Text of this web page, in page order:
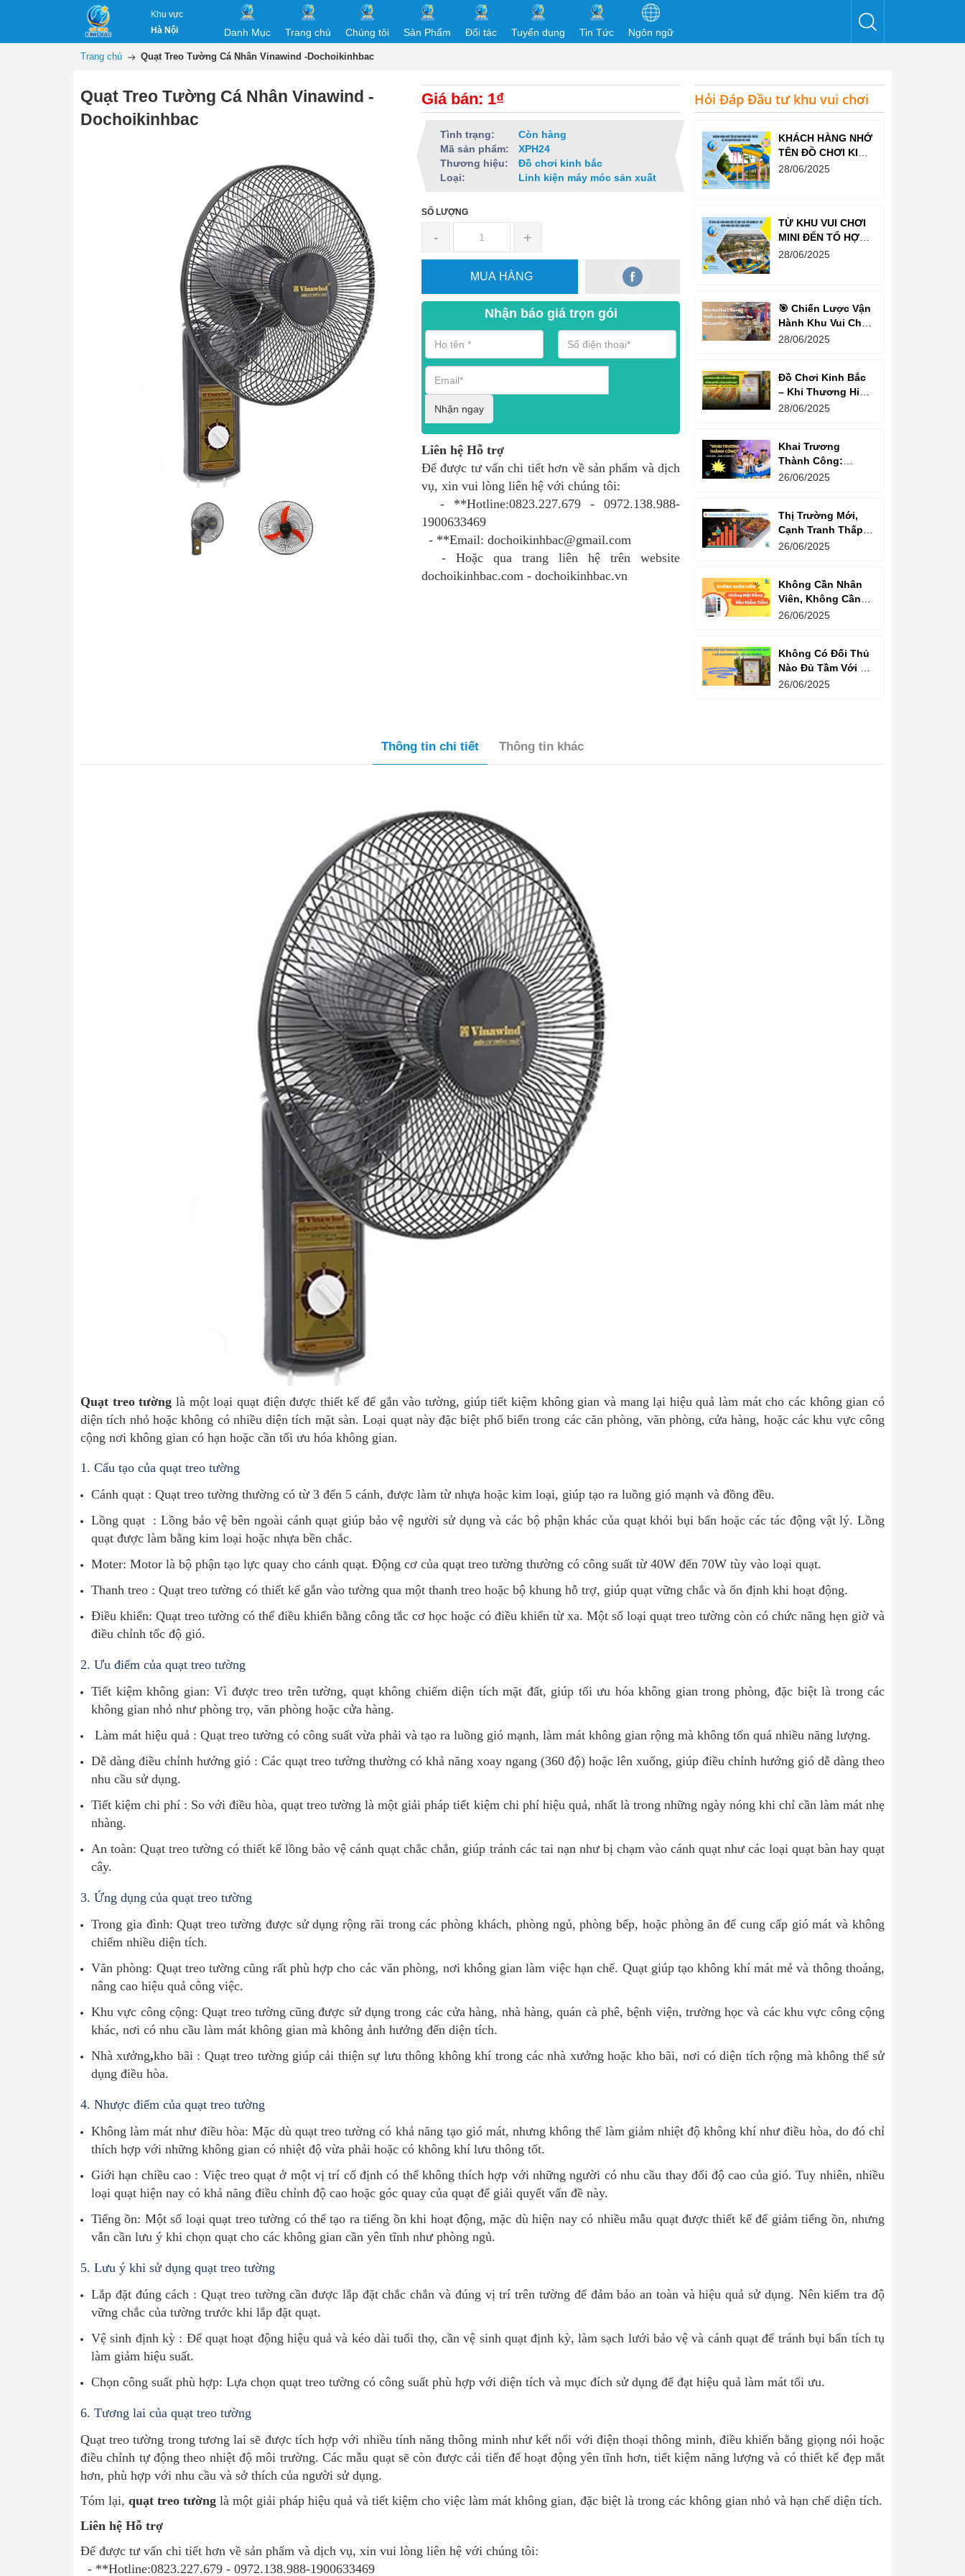
Khu vực
Hà Nội
Danh Mục Trang chủ Chúng tôi Sản Phẩm Đối tác Tuyển dụng Tin Tức Ngôn ngữ
Trang chủ Quạt Treo Tường Cá Nhân Vinawind -Dochoikinhbac
Quạt Treo Tường Cá Nhân Vinawind -
Dochoikinhbac
Giá bán: 1₫
Tình trạng:
Còn hàng
Mã sản phẩm:
XPH24
Thương hiệu:
Đồ chơi kinh bắc
Loại:
Linh kiện máy móc sản xuất
SỐ LƯỢNG
- +
MUA HÀNG
Nhận báo giá trọn gói
Nhận ngay
Liên hệ Hỗ trợ
Để được tư vấn chi tiết hơn về sản phẩm và dịch
vụ, xin vui lòng liên hệ với chúng tôi:
- **Hotline:0823.227.679 - 0972.138.988-
1900633469
- **Email: dochoikinhbac@gmail.com
- Hoặc qua trang liên hệ trên website
dochoikinhbac.com - dochoikinhbac.vn
Hỏi Đáp Đầu tư khu vui chơi
KHÁCH HÀNG NHỚ
TÊN ĐỒ CHƠI KINH
BẮC TRƯỚC CẢ
28/06/2025
TỪ KHU VUI CHƠI
MINI ĐẾN TỔ HỢP
GIẢI TRÍ NGHÌN M²
28/06/2025
🎯 Chiến Lược Vận
Hành Khu Vui Chơi
3 Thế Hệ – Tối Đa
28/06/2025
Đồ Chơi Kinh Bắc
– Khi Thương Hiệu
Vững Mạnh Bắt
28/06/2025
Khai Trương
Thành Công:
Khách Nườm
Quyết Là Gì?
26/06/2025
Thị Trường Mới,
Cạnh Tranh Thấp –
Trampoline Park Là
26/06/2025
Không Cần Nhân
Viên, Không Cần
Cửa Hàng – Chỉ
26/06/2025
Không Có Đối Thủ
Nào Đủ Tầm Với Đồ
Chơi Kinh Bắc
26/06/2025
Thông tin chi tiết Thông tin khác
Quạt treo tường là một loại quạt điện được thiết kế để gắn vào tường, giúp tiết kiệm không gian và mang lại hiệu quả làm mát cho các không gian có
diện tích nhỏ hoặc không có nhiều diện tích mặt sàn. Loại quạt này đặc biệt phổ biến trong các căn phòng, văn phòng, cửa hàng, hoặc các khu vực công
cộng nơi không gian có hạn hoặc cần tối ưu hóa không gian.
1. Cấu tạo của quạt treo tường
Cánh quạt : Quạt treo tường thường có từ 3 đến 5 cánh, được làm từ nhựa hoặc kim loại, giúp tạo ra luồng gió mạnh và đồng đều.
Lồng quạt : Lồng bảo vệ bên ngoài cánh quạt giúp bảo vệ người sử dụng và các bộ phận khác của quạt khỏi bụi bẩn hoặc các tác động vật lý. Lồng
quạt được làm bằng kim loại hoặc nhựa bền chắc.
Moter: Motor là bộ phận tạo lực quay cho cánh quạt. Động cơ của quạt treo tường thường có công suất từ 40W đến 70W tùy vào loại quạt.
Thanh treo : Quạt treo tường có thiết kế gắn vào tường qua một thanh treo hoặc bộ khung hỗ trợ, giúp quạt vững chắc và ổn định khi hoạt động.
Điều khiển: Quạt treo tường có thể điều khiển bằng công tắc cơ học hoặc có điều khiển từ xa. Một số loại quạt treo tường còn có chức năng hẹn giờ và
điều chỉnh tốc độ gió.
2. Ưu điểm của quạt treo tường
Tiết kiệm không gian: Vì được treo trên tường, quạt không chiếm diện tích mặt đất, giúp tối ưu hóa không gian trong phòng, đặc biệt là trong các
không gian nhỏ như phòng trọ, văn phòng hoặc cửa hàng.
Làm mát hiệu quả : Quạt treo tường có công suất vừa phải và tạo ra luồng gió mạnh, làm mát không gian rộng mà không tốn quá nhiều năng lượng.
Dễ dàng điều chỉnh hướng gió : Các quạt treo tường thường có khả năng xoay ngang (360 độ) hoặc lên xuống, giúp điều chỉnh hướng gió dễ dàng theo
nhu cầu sử dụng.
Tiết kiệm chi phí : So với điều hòa, quạt treo tường là một giải pháp tiết kiệm chi phí hiệu quả, nhất là trong những ngày nóng khi chỉ cần làm mát nhẹ
nhàng.
An toàn: Quạt treo tường có thiết kế lồng bảo vệ cánh quạt chắc chắn, giúp tránh các tai nạn như bị chạm vào cánh quạt như các loại quạt bàn hay quạt
cây.
3. Ứng dụng của quạt treo tường
Trong gia đình: Quạt treo tường được sử dụng rộng rãi trong các phòng khách, phòng ngủ, phòng bếp, hoặc phòng ăn để cung cấp gió mát và không
chiếm nhiều diện tích.
Văn phòng: Quạt treo tường cũng rất phù hợp cho các văn phòng, nơi không gian làm việc hạn chế. Quạt giúp tạo không khí mát mẻ và thông thoáng,
nâng cao hiệu quả công việc.
Khu vực công cộng: Quạt treo tường cũng được sử dụng trong các cửa hàng, nhà hàng, quán cà phê, bệnh viện, trường học và các khu vực công cộng
khác, nơi có nhu cầu làm mát không gian mà không ảnh hưởng đến diện tích.
Nhà xưởng,kho bãi : Quạt treo tường giúp cải thiện sự lưu thông không khí trong các nhà xưởng hoặc kho bãi, nơi có diện tích rộng mà không thể sử
dụng điều hòa.
4. Nhược điểm của quạt treo tường
Không làm mát như điều hòa: Mặc dù quạt treo tường có khả năng tạo gió mát, nhưng không thể làm giảm nhiệt độ không khí như điều hòa, do đó chỉ
thích hợp với những không gian có nhiệt độ vừa phải hoặc có không khí lưu thông tốt.
Giới hạn chiều cao : Việc treo quạt ở một vị trí cố định có thể không thích hợp với những người có nhu cầu thay đổi độ cao của gió. Tuy nhiên, nhiều
loại quạt hiện nay có khả năng điều chỉnh độ cao hoặc góc quay của quạt để giải quyết vấn đề này.
Tiếng ồn: Một số loại quạt treo tường có thể tạo ra tiếng ồn khi hoạt động, mặc dù hiện nay có nhiều mẫu quạt được thiết kế để giảm tiếng ồn, nhưng
vẫn cần lưu ý khi chọn quạt cho các không gian cần yên tĩnh như phòng ngủ.
5. Lưu ý khi sử dụng quạt treo tường
Lắp đặt đúng cách : Quạt treo tường cần được lắp đặt chắc chắn và đúng vị trí trên tường để đảm bảo an toàn và hiệu quả sử dụng. Nên kiểm tra độ
vững chắc của tường trước khi lắp đặt quạt.
Vệ sinh định kỳ : Để quạt hoạt động hiệu quả và kéo dài tuổi thọ, cần vệ sinh quạt định kỳ, làm sạch lưới bảo vệ và cánh quạt để tránh bụi bẩn tích tụ
làm giảm hiệu suất.
Chọn công suất phù hợp: Lựa chọn quạt treo tường có công suất phù hợp với diện tích và mục đích sử dụng để đạt hiệu quả làm mát tối ưu.
6. Tương lai của quạt treo tường
Quạt treo tường trong tương lai sẽ được tích hợp với nhiều tính năng thông minh như kết nối với điện thoại thông minh, điều khiển bằng giọng nói hoặc
điều chỉnh tự động theo nhiệt độ môi trường. Các mẫu quạt sẽ còn được cải tiến để hoạt động yên tĩnh hơn, tiết kiệm năng lượng và có thiết kế đẹp mắt
hơn, phù hợp với nhu cầu và sở thích của người sử dụng.
Tóm lại, quạt treo tường là một giải pháp hiệu quả và tiết kiệm cho việc làm mát không gian, đặc biệt là trong các không gian nhỏ và hạn chế diện tích.
Liên hệ Hỗ trợ
Để được tư vấn chi tiết hơn về sản phẩm và dịch vụ, xin vui lòng liên hệ với chúng tôi:
- **Hotline:0823.227.679 - 0972.138.988-1900633469